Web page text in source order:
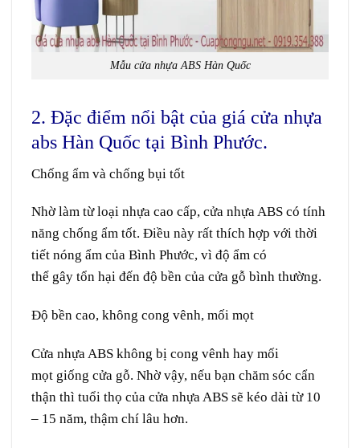
Mẫu cửa nhựa ABS Hàn Quốc
2. Đặc điểm nổi bật của giá cửa nhựa
abs Hàn Quốc tại Bình Phước.
Chống ẩm và chống bụi tốt
Nhờ làm từ loại nhựa cao cấp, cửa nhựa ABS có tính
năng chống ẩm tốt. Điều này rất thích hợp với thời
tiết nóng ẩm của Bình Phước, vì độ ẩm có
thể gây tổn hại đến độ bền của cửa gỗ bình thường.
Độ bền cao, không cong vênh, mối mọt
Cửa nhựa ABS không bị cong vênh hay mối
mọt giống cửa gỗ. Nhờ vậy, nếu bạn chăm sóc cẩn
thận thì tuổi thọ của cửa nhựa ABS sẽ kéo dài từ 10
– 15 năm, thậm chí lâu hơn.